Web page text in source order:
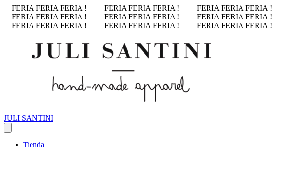
FERIA FERIA FERIA ! FERIA FERIA FERIA ! FERIA FERIA FERIA !
FERIA FERIA FERIA !
FERIA FERIA FERIA ! FERIA FERIA FERIA !
FERIA FERIA FERIA !
FERIA FERIA FERIA ! FERIA FERIA FERIA !
JULI SANTINI
Tienda